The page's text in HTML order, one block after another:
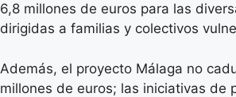
6,8 millones de euros para las
dirigidas a familias y colectivos
Además, el proyecto Málaga no
millones de euros; las iniciativas de